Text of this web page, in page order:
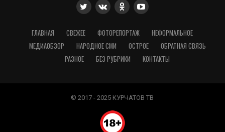
ГЛАВНАЯ СВЕЖЕЕ ФОТОРЕПОРТАЖ
НЕФОРМАЛЬНОЕ
МЕДИАОБЗОР
НАРОДНОЕ СМИ ОСТРОЕ
ОБРАТНАЯ СВЯЗЬ
РАЗНОЕ
БЕЗ РУБРИКИ КОНТАКТЫ
© 2017 - 2025 КУРЧАТОВ ТВ